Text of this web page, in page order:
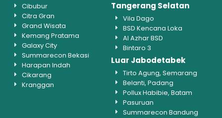
Cibubur
Citra Gran
Grand Wisata
Kemang Pratama
Galaxy City
Summarecon Bekasi
Harapan Indah
Cikarang
Kranggan
Tangerang Selatan
Vila Dago
BSD Kencana Loka
Al Azhar BSD
Bintaro 3
Luar Jabodetabek
Tirto Agung, Semarang
Belanti, Padang
Pollux Habibie, Batam
Pasuruan
Summarecon Bandung